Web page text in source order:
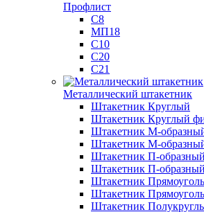
Профлист
С8
МП18
С10
С20
С21
Металлический штакетник
Штакетник Круглый
Штакетник Круглый
Штакетник М-
Штакетник М-
Штакетник П-образный
Штакетник П-
Штакетник
Штакетник
Штакетник